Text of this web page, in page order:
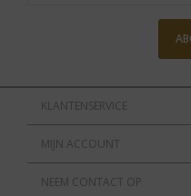
KLANTENSERVICE
MIJN ACCOUNT
NEEM CONTACT OP